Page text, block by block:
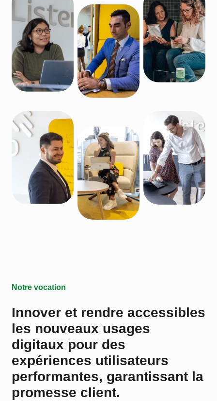
Notre vocation
Innover et rendre accessibles
les nouveaux usages
digitaux pour des
expériences utilisateurs
performantes, garantissant la
promesse client.